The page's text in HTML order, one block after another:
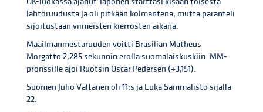
lähtöruudusta ja oli pitkään kolmantena, mutta paranteli
sijoitustaan viimeisten kierrosten aikana.
Maailmanmestaruuden voitti Brasilian Matheus
Morgatto 2,285 sekunnin erolla suomalaiskuskiin. MM-
pronssille ajoi Ruotsin Oscar Pedersen (+3,151).
Suomen Juho Valtanen oli 11:s ja Luka Sammalisto sijalla
22.